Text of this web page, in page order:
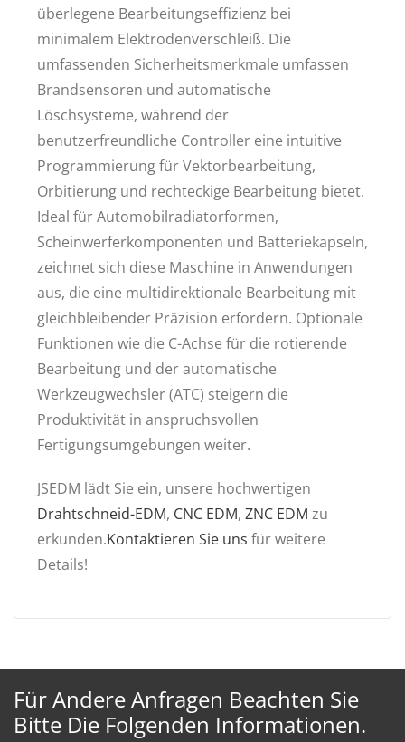
überlegene Bearbeitungseffizienz bei
minimalem Elektrodenverschleiß. Die
umfassenden Sicherheitsmerkmale umfassen
Brandsensoren und automatische
Löschsysteme, während der
benutzerfreundliche Controller eine intuitive
Programmierung für Vektorbearbeitung,
Orbitierung und rechteckige Bearbeitung bietet.
Ideal für Automobilradiatorformen,
Scheinwerferkomponenten und Batteriekapseln,
zeichnet sich diese Maschine in Anwendungen
aus, die eine multidirektionale Bearbeitung mit
gleichbleibender Präzision erfordern. Optionale
Funktionen wie die C-Achse für die rotierende
Bearbeitung und der automatische
Werkzeugwechsler (ATC) steigern die
Produktivität in anspruchsvollen
Fertigungsumgebungen weiter.
JSEDM lädt Sie ein, unsere hochwertigen
Drahtschneid-EDM, CNC EDM, ZNC EDM zu
erkunden.Kontaktieren Sie uns für weitere
Details!
Für Andere Anfragen Beachten Sie
Bitte Die Folgenden Informationen.